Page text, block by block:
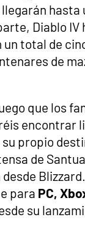
hasta
Diablo IV
total de
de
que los
encontrar
propio
de
para PC,
su